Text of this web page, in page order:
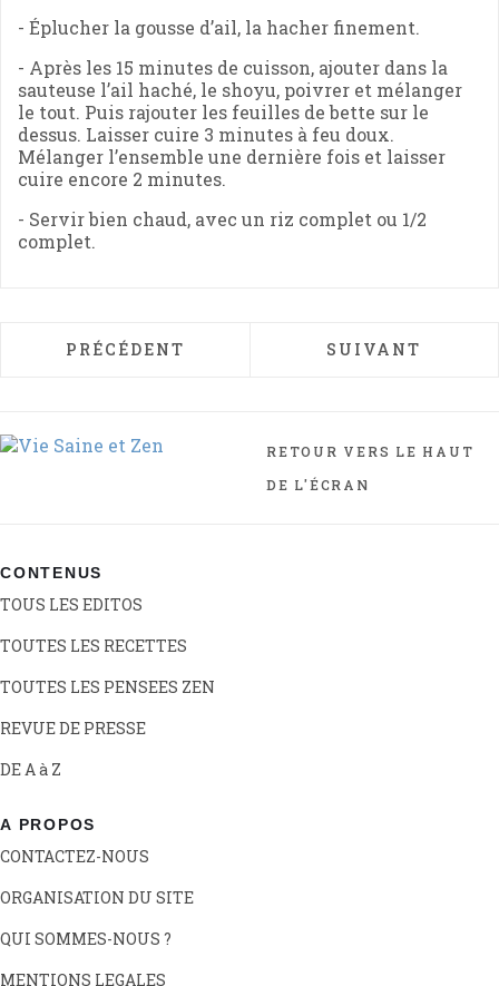
- Éplucher la gousse d’ail, la hacher finement.
- Après les 15 minutes de cuisson, ajouter dans la
sauteuse l’ail haché, le shoyu, poivrer et mélanger
le tout. Puis rajouter les feuilles de bette sur le
dessus. Laisser cuire 3 minutes à feu doux.
Mélanger l’ensemble une dernière fois et laisser
cuire encore 2 minutes.
- Servir bien chaud, avec un riz complet ou 1/2
complet.
ARTICLE PRÉCÉDENT : CURRY
PRÉCÉDENT ARTICLE
SUIVANT
RETOUR VERS LE HAUT
DE L'ÉCRAN
CONTENUS
TOUS LES EDITOS
TOUTES LES RECETTES
TOUTES LES PENSEES ZEN
REVUE DE PRESSE
DE A à Z
A PROPOS
CONTACTEZ-NOUS
ORGANISATION DU SITE
QUI SOMMES-NOUS ?
MENTIONS LEGALES